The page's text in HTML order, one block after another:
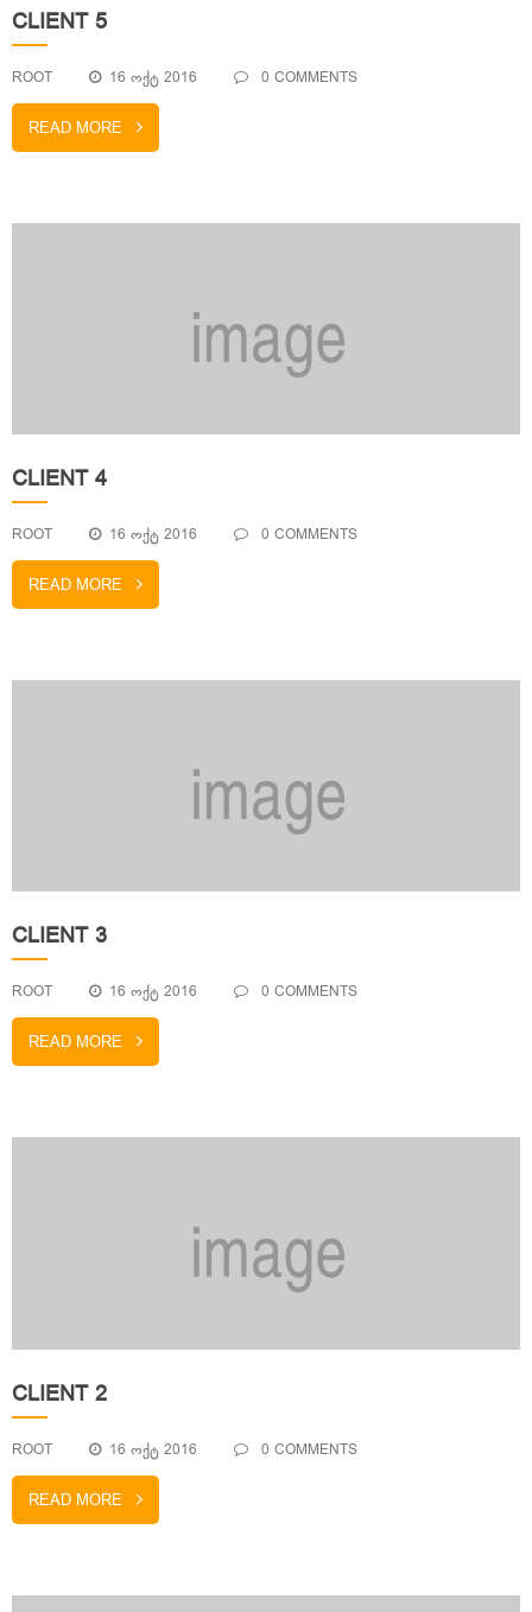
CLIENT 5
ROOT 16 ᲝᲥᲢ 2016 0 COMMENTS
READ MORE
CLIENT 4
ROOT 16 ᲝᲥᲢ 2016 0 COMMENTS
READ MORE
CLIENT 3
ROOT 16 ᲝᲥᲢ 2016 0 COMMENTS
READ MORE
CLIENT 2
ROOT 16 ᲝᲥᲢ 2016 0 COMMENTS
READ MORE